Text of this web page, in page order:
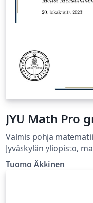
JYU Math Pro
Valmis pohja
Jyväskylän yliopisto,
laitos.
Tuomo Äkkinen